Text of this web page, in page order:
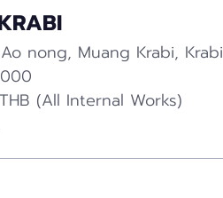
nong, Muang Krabi, Krabi
(All Internal Works)